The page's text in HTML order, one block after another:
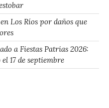
Los Ríos por daños que
a Fiestas Patrias 2026:
17 de septiembre